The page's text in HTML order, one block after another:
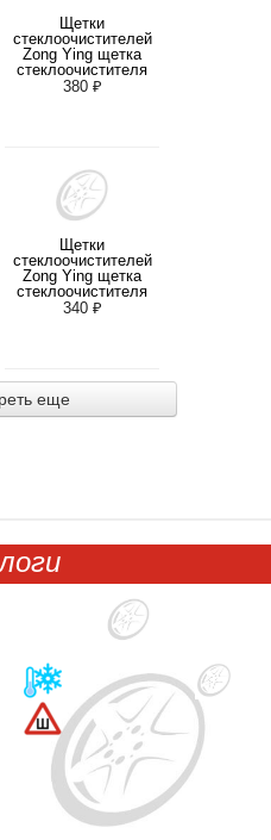
Щетки
стеклоочистителей
Zong Ying щетка
стеклоочистителя
бескаркасная 26-
380 ₽
Щетки
стеклоочистителей
Zong Ying щетка
стеклоочистителя
бескаркасная 22-
340 ₽
еще